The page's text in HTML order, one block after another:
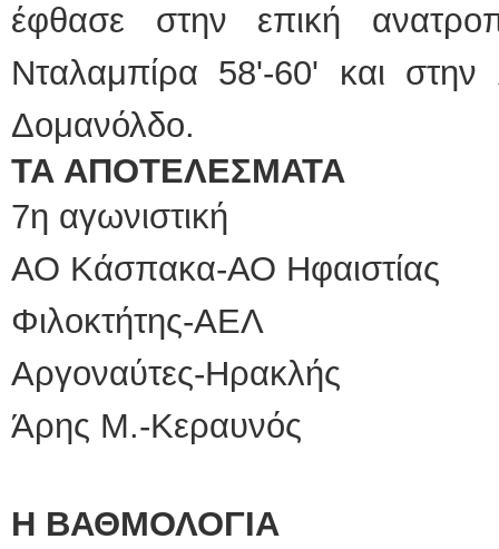
έφθασε στην επική
Νταλαμπίρα 58'-60' και
Δομανόλδο.
ΤΑ ΑΠΟΤΕΛΕΣΜΑΤΑ
7η αγωνιστική
ΑΟ Κάσπακα-ΑΟ
Φιλοκτήτης-ΑΕΛ
Αργοναύτες-
Άρης Μ.-Κεραυνός
Η ΒΑΘΜΟΛΟΓΙΑ